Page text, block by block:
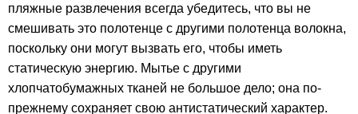
пляжные развлечения всегда убедитесь, что вы не
смешивать это полотенце с другими полотенца волокна,
поскольку они могут вызвать его, чтобы иметь
статическую энергию. Мытье с другими
хлопчатобумажных тканей не большое дело; она по-
прежнему сохраняет свою антистатический характер.